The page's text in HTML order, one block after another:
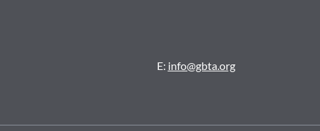
E: info@gbta.org